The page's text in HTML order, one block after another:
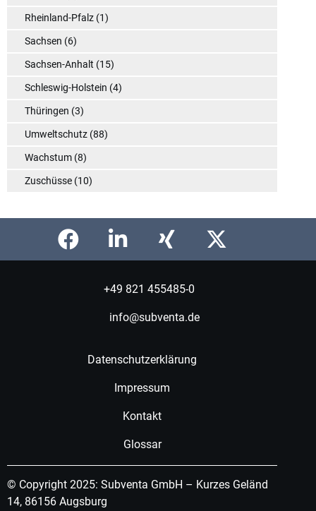
Rheinland-Pfalz (1)
Sachsen (6)
Sachsen-Anhalt (15)
Schleswig-Holstein (4)
Thüringen (3)
Umweltschutz (88)
Wachstum (8)
Zuschüsse (10)
+49 821 455485-0
info@subventa.de
Datenschutzerklärung
Impressum
Kontakt
Glossar
© Copyright 2025: Subventa GmbH – Kurzes Geländ
14, 86156 Augsburg